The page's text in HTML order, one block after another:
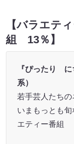
【バラエテ
組 13％】
『ぴったり に
系）
若手芸人たちの
いまもっとも
エティー番組